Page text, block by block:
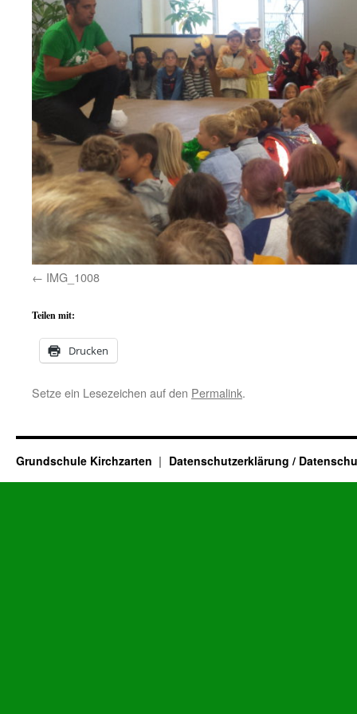
IMG_1008
Teilen mit:
Drucken
Setze ein Lesezeichen auf den Permalink.
Grundschule Kirchzarten Datenschutzerklärung /